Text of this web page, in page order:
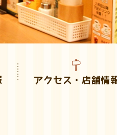
アクセス・店舗情